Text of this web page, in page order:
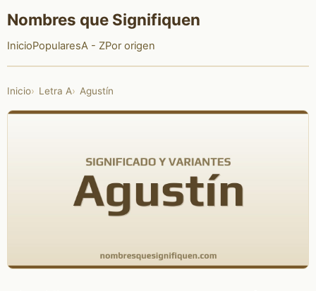
Nombres que Signifiquen
InicioPopularesA - ZPor origen
Inicio Letra A Agustín